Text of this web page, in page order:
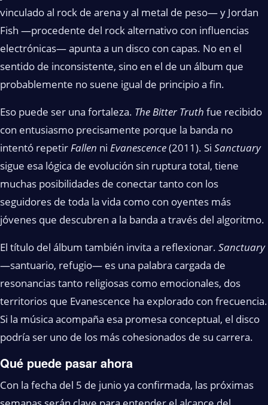
vinculado al rock de arena y al metal de peso— y Jordan
Fish —procedente del rock alternativo con influencias
electrónicas— apunta a un disco con capas. No en el
sentido de inconsistente, sino en el de un álbum que
probablemente no suene igual de principio a fin.
Eso puede ser una fortaleza. The Bitter Truth fue recibido
con entusiasmo precisamente porque la banda no
intentó repetir Fallen ni Evanescence(2011). Si Sanctuary
sigue esa lógica de evolución sin ruptura total, tiene
muchas posibilidades de conectar tanto con los
seguidores de toda la vida como con oyentes más
jóvenes que descubren a la banda a través del algoritmo.
El título del álbum también invita a reflexionar. Sanctuary
—santuario, refugio— es una palabra cargada de
resonancias tanto religiosas como emocionales, dos
territorios que Evanescence ha explorado con frecuencia.
Si la música acompaña esa promesa conceptual, el disco
podría ser uno de los más cohesionados de su carrera.
Qué puede pasar ahora
Con la fecha del 5 de junio ya confirmada, las próximas